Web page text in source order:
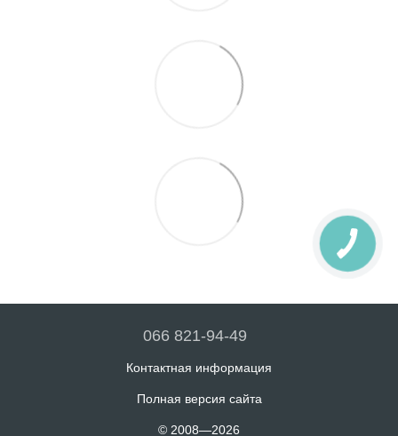
066 821-94-49
Контактная информация
Полная версия сайта
© 2008—2026